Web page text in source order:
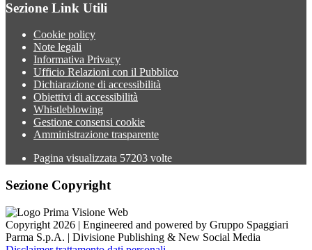
Sezione Link Utili
Cookie policy
Note legali
Informativa Privacy
Ufficio Relazioni con il Pubblico
Dichiarazione di accessibilità
Obiettivi di accessibilità
Whistleblowing
Gestione consensi cookie
Amministrazione trasparente
Pagina visualizzata 57203 volte
Sezione Copyright
Copyright 2026 | Engineered and powered by Gruppo Spaggiari
Parma S.p.A. | Divisione Publishing & New Social Media